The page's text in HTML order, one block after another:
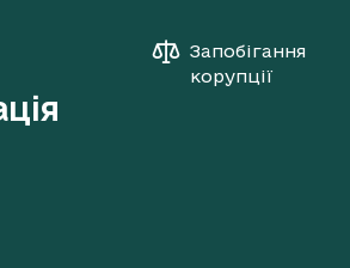
Запобігання
корупції